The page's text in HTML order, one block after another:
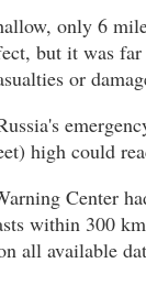
only 6
but it was
or
high could
Center
within 300
all available